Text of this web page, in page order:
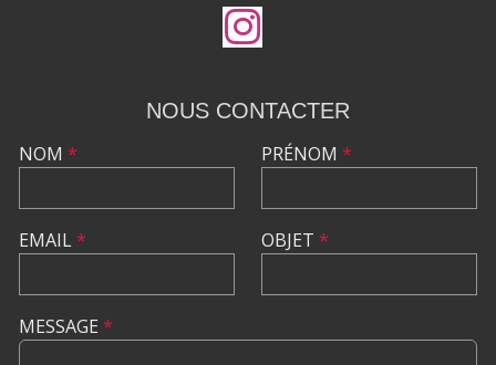
NOUS CONTACTER
NOM *
EMAIL*
PRÉNOM *
OBJET *
MESSAGE *